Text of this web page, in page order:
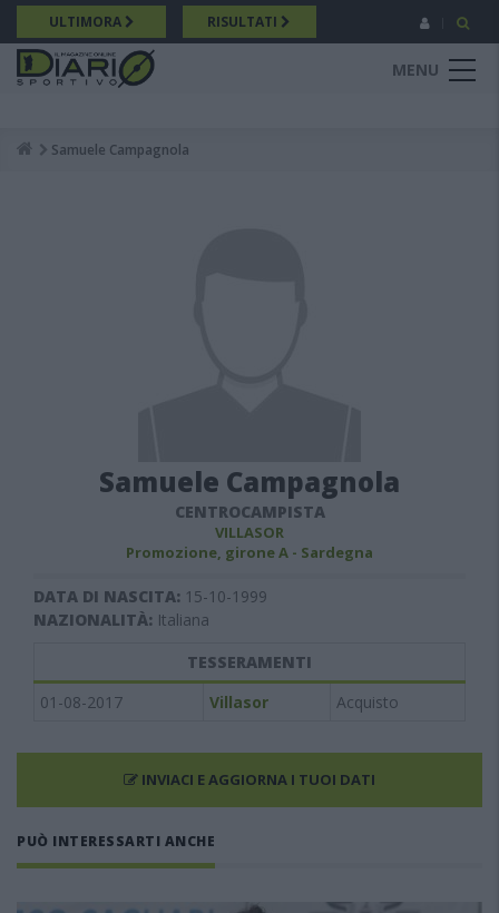
Salta
al
contenuto
principale
ULTIMORA RISULTATI
MENU
Breadcrumb
Samuele Campagnola
Samuele Campagnola
CENTROCAMPISTA
VILLASOR
Promozione, girone A - Sardegna
DATA DI NASCITA: 15-10-1999
NAZIONALITÀ: Italiana
TESSERAMENTI
01-08-2017
Villasor Acquisto
INVIACI E AGGIORNA I TUOI DATI
PUÒ INTERESSARTI ANCHE